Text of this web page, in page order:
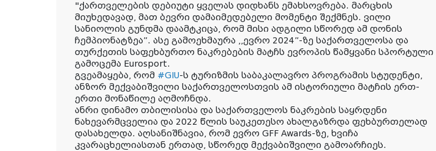
"ქართველების დებიუტი ყველას დიდხანს ემახსოვრება. მარცხის
მიუხედავად, მათ ბევრი დამაიმედებელი მომენტი შექმნეს. ვილი
სანიოლის გუნდმა დაამტკიცა, რომ მისი ადგილი სწორედ ამ დონის
ჩემპიონატზეა”. ასე გამოეხმაურა ,,ევრო 2024”-ზე საქართველოსა და
თურქეთის საფეხბურთო ნაკრებების მატჩს ევროპის წამყვანი სპორტული
გამოცემა Eurosport.
გვეამაყება, რომ #GIU-ს ტურიზმის საბაკალავრო პროგრამის სტუდენტი,
ანზორ მექვაბიშვილი საქართველოსთვის ამ ისტორიული მატჩის ერთ-
ერთი მონაწილე აღმოჩნდა.
ანრი დინამო თბილისისა და საქართველოს ნაკრების საყრდენი
ნახევარმცველია და 2022 წლის საუკეთესო ახალგაზრდა ფეხბურთელად
დასახელდა. აღსანიშნავია, რომ ევრო GFF Awards-ზე, ხვიჩა
კვარაცხელიასთან ერთად, სწორედ მექვაბიშვილი გამოარჩიეს.